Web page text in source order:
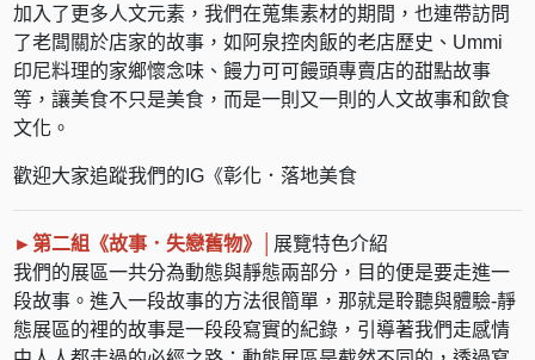
加入了更多人文元素，我們在蒐集素材的期間，也連帶訪問
了老闆關於店家的故事，如阿泉控肉飯的老店歷史、Ummi
印尼料理的家鄉懷念味、饅力可可饅頭專賣店的甜點故事
等，讓美食不只是美食，而是一則又一則的人文故事和飲食
文化。
歡迎大家追蹤我們的IG《彰化．落地美食
►第二組 《故事．失戀舊物》
展覽特色介紹
我們的展區一共分為動態與靜態兩部分，目的便是要走進一
段故事。進入一段故事的方法很簡單，那就是聆聽與體驗-靜
態展區的裡的故事是一段段寫實的紀錄，引導著我們走感情